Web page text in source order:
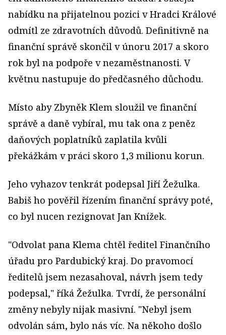
nabídku na přijatelnou pozici v Hradci Králové
odmítl ze zdravotních důvodů. Definitivně na
finanční správě skončil v únoru 2017 a skoro
rok byl na podpoře v nezaměstnanosti. V
květnu nastupuje do předčasného důchodu.
Místo aby Zbyněk Klem sloužil ve finanční
správě a daně vybíral, mu tak ona z peněz
daňových poplatníků zaplatila kvůli
překážkám v práci skoro 1,3 milionu korun.
Jeho vyhazov tenkrát podepsal Jiří Žežulka.
Babiš ho pověřil řízením finanční správy poté,
co byl nucen rezignovat Jan Knížek.
"Odvolat pana Klema chtěl ředitel Finančního
úřadu pro Pardubický kraj. Do pravomocí
ředitelů jsem nezasahoval, návrh jsem tedy
podepsal," říká Žežulka. Tvrdí, že personální
změny nebyly nijak masivní. "Nebyl jsem
odvolán sám, bylo nás víc. Na někoho došlo